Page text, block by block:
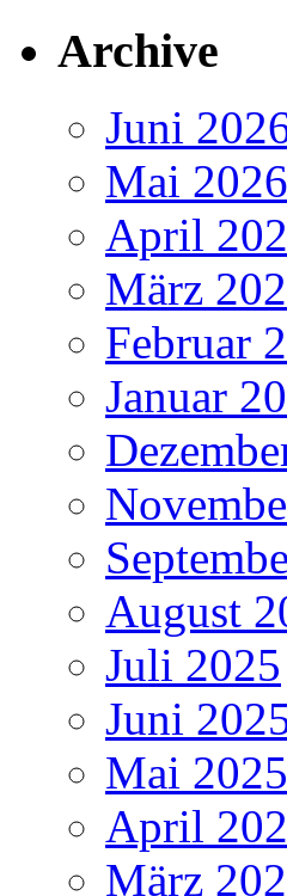
Archive
Juni
Mai 2026
April
März
Februar
Januar
August
Juli 2025
Juni
Mai 2025
April
März